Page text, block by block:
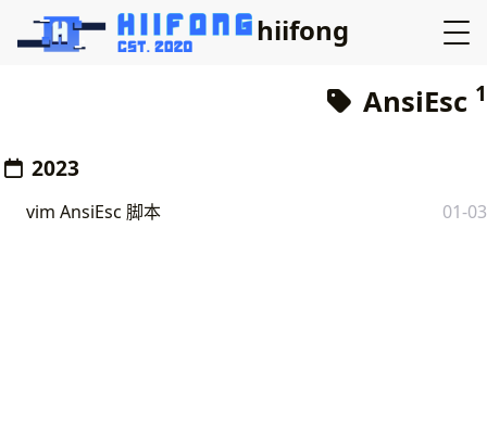
hiifong
AnsiEsc 1
2023
vim AnsiEsc 脚本 01-03